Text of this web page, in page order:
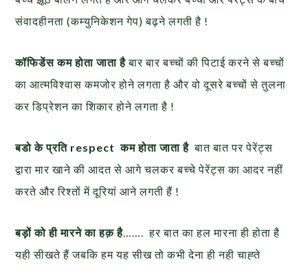
संवादहीनता (कम्युनिकेशन गेप) बढ़ने लगती है !
कॉफिडेंस कम होता जाता हैबार बार बच्चों की पिटाई करने से बच्चों
का आत्मविश्वास कमजोर होने लगता है और वो दूसरे बच्चों से तुलना
कर डिप्रेशन का शिकार होने लगता है !
बडो के प्रति respect कम होता जाता है बात बात पर पेरेंट्स
द्वारा मार खाने की आदत से आगे चलकर बच्चे पेरेंट्स का आदर नहीं
करते और रिश्तों में दूरियां आने लगती हैं !
बड़ों को ही मारने का हक़ है……. हर बात का हल मारना ही होता है
यही सीखते हैं जबकि हम यह सीख तो कभी देना ही नही चाह्ते